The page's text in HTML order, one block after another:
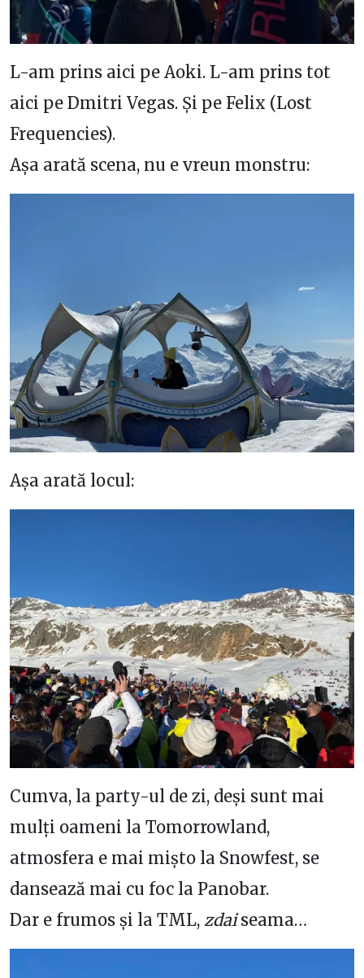
L-am prins aici pe Aoki. L-am prins tot
aici pe Dmitri Vegas. Și pe Felix (Lost
Frequencies).
Așa arată scena, nu e vreun monstru:
Așa arată locul:
Cumva, la party-ul de zi, deși sunt mai
mulți oameni la Tomorrowland,
atmosfera e mai mișto la Snowfest, se
dansează mai cu foc la Panobar.
Dar e frumos și la TML, zdaiseama…